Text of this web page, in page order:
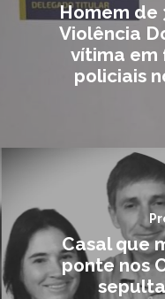
Homem de
Violência
vítima em
policiais
Casal que
ponte nos